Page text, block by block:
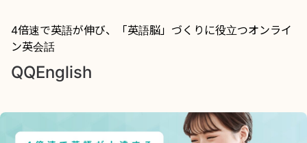
4倍速で英語が伸び、「英語脳」づくりに役立つオンライ
ン英会話
QQEnglish